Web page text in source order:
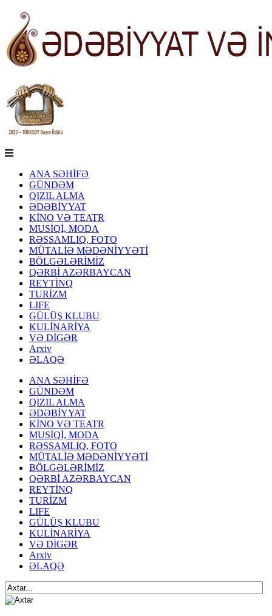
ANA SƏHİFƏ
GÜNDƏM
QIZIL ALMA
ƏDƏBİYYAT
KİNO VƏ TEATR
MUSİQİ, MODA
RƏSSAMLIQ, FOTO
MÜTALİƏ MƏDƏNİYYƏTİ
BÖLGƏLƏRİMİZ
QƏRBİ AZƏRBAYCAN
REYTİNQ
TURİZM
LIFE
GÜLÜŞ KLUBU
KULİNARİYA
VƏ DİGƏR
Arxiv
ƏLAQƏ
ANA SƏHİFƏ
GÜNDƏM
QIZIL ALMA
ƏDƏBİYYAT
KİNO VƏ TEATR
MUSİQİ, MODA
RƏSSAMLIQ, FOTO
MÜTALİƏ MƏDƏNİYYƏTİ
BÖLGƏLƏRİMİZ
QƏRBİ AZƏRBAYCAN
REYTİNQ
TURİZM
LIFE
GÜLÜŞ KLUBU
KULİNARİYA
VƏ DİGƏR
Arxiv
ƏLAQƏ